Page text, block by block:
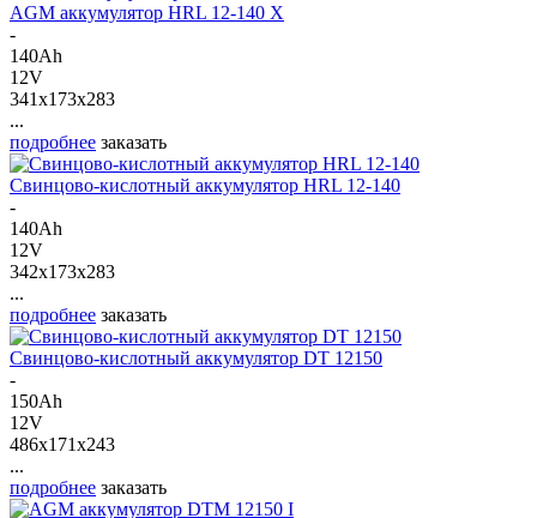
AGM аккумулятор HRL 12-140 X
-
140Ah
12V
341x173x283
...
подробнее заказать
Свинцово-кислотный аккумулятор HRL 12-140
-
140Ah
12V
342x173x283
...
подробнее заказать
Свинцово-кислотный аккумулятор DT 12150
-
150Ah
12V
486x171x243
...
подробнее заказать